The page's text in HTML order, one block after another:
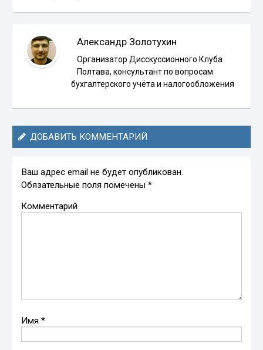
Александр Золотухин
Организатор Дисскуссионного Клуба
Полтава, консультант по вопросам
бухгалтерского учёта и налогообложения
ДОБАВИТЬ КОММЕНТАРИЙ
Ваш адрес email не будет опубликован.
Обязательные поля помечены*
Комментарий
Имя*